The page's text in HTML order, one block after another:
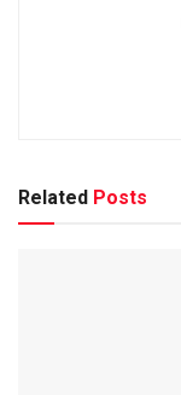
Related Posts